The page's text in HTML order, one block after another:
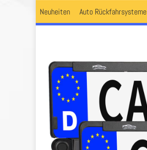
Neuheiten Auto Rückfahrsysteme